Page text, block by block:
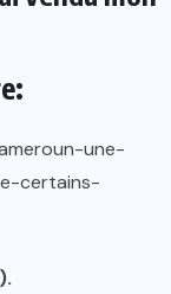
une-
certains-